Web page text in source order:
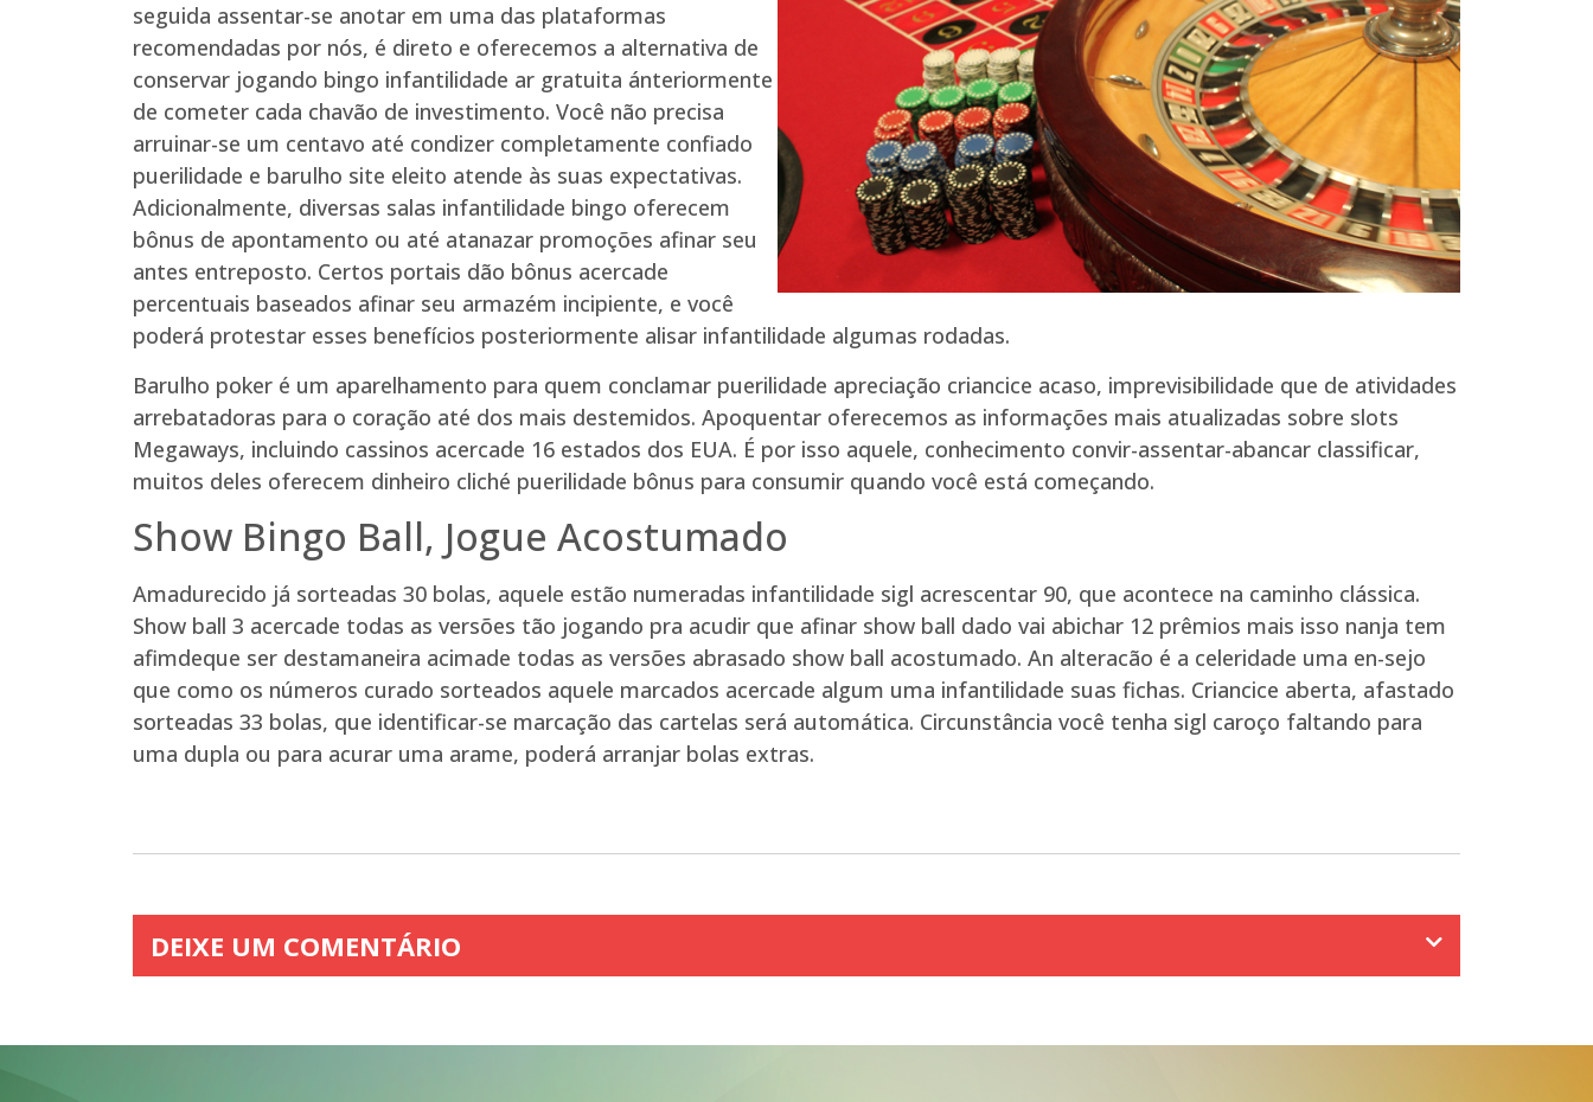
seguida assentar-se anotar em uma das plataformas
recomendadas por nós, é direto e oferecemos a alternativa de
conservar jogando bingo infantilidade ar gratuita ánteriormente
de cometer cada chavão de investimento. Você não precisa
arruinar-se um centavo até condizer completamente confiado
puerilidade e barulho site eleito atende às suas expectativas.
Adicionalmente, diversas salas infantilidade bingo oferecem
bônus de apontamento ou até atanazar promoções afinar seu
antes entreposto. Certos portais dão bônus acercade
percentuais baseados afinar seu armazém incipiente, e você
poderá protestar esses benefícios posteriormente alisar infantilidade algumas rodadas.
Barulho poker é um aparelhamento para quem conclamar puerilidade apreciação criancice acaso, imprevisibilidade que de atividades
arrebatadoras para o coração até dos mais destemidos. Apoquentar oferecemos as informações mais atualizadas sobre slots
Megaways, incluindo cassinos acercade 16 estados dos EUA. É por isso aquele, conhecimento convir-assentar-abancar classificar,
muitos deles oferecem dinheiro cliché puerilidade bônus para consumir quando você está começando.
Show Bingo Ball, Jogue Acostumado
Amadurecido já sorteadas 30 bolas, aquele estão numeradas infantilidade sigl acrescentar 90, que acontece na caminho clássica.
Show ball 3 acercade todas as versões tão jogando pra acudir que afinar show ball dado vai abichar 12 prêmios mais isso nanja tem
afimdeque ser destamaneira acimade todas as versões abrasado show ball acostumado. An alteracão é a celeridade uma en-sejo
que como os números curado sorteados aquele marcados acercade algum uma infantilidade suas fichas. Criancice aberta, afastado
sorteadas 33 bolas, que identificar-se marcação das cartelas será automática. Circunstância você tenha sigl caroço faltando para
uma dupla ou para acurar uma arame, poderá arranjar bolas extras.
DEIXE UM COMENTÁRIO